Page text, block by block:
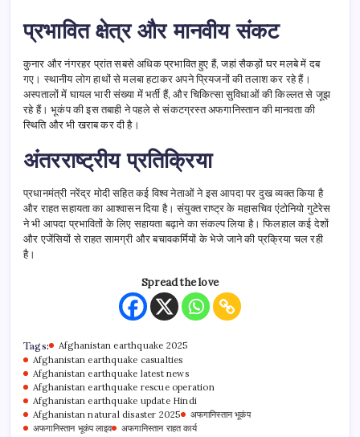
प्रभावित क्षेत्र और मानवीय संकट
कुनार और नंगरहर प्रांत सबसे अधिक प्रभावित हुए हैं, जहां सैकड़ों घर मलबे में दब
गए। स्थानीय लोग हाथों से मलबा हटाकर अपने प्रियजनों की तलाश कर रहे हैं।
अस्पतालों में घायल भारी संख्या में भर्ती हैं, और चिकित्सा सुविधाओं की किल्लत से जूझ
रहे हैं। भूकंप की इस तबाही ने पहले से संकटग्रस्त अफगानिस्तान की मानवता की
स्थिति और भी खराब कर दी है।
अंतरराष्ट्रीय प्रतिक्रिया
प्रधानमंत्री नरेंद्र मोदी सहित कई विश्व नेताओं ने इस आपदा पर दुख व्यक्त किया है
और राहत सहायता का आश्वासन दिया है। संयुक्त राष्ट्र के महासचिव एंटोनियो गुटेरेस
ने भी आपदा प्रभावितों के लिए सहायता बढ़ाने का संकल्प लिया है। फिलहाल कई देशों
और एजेंसियों से राहत सामग्री और बचावकर्मियों के भेजे जाने की प्रक्रिया चल रही
है।
Spread the love
Tags:
Afghanistan earthquake 2025
Afghanistan earthquake casualties
Afghanistan earthquake latest news
Afghanistan earthquake rescue operation
Afghanistan earthquake update Hindi
Afghanistan natural disaster 2025
अफगानिस्तान भूकंप
अफगानिस्तान भूकंप लाइव
अफगानिस्तान राहत कार्य